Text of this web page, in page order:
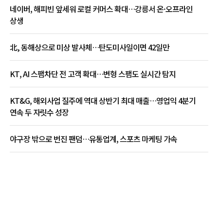
네이버, 해피빈 앞세워 로컬 커머스 확대…강릉서 온·오프라인
상생
北, 동해상으로 미상 발사체…탄도미사일이면 42일만
KT, AI 스팸차단 전 고객 확대…변형 스팸도 실시간 탐지
KT&G, 해외사업 질주에 역대 상반기 최대 매출…영업익 4분기
연속 두 자릿수 성장
야구장 밖으로 번진 팬덤…유통업계, 스포츠 마케팅 가속